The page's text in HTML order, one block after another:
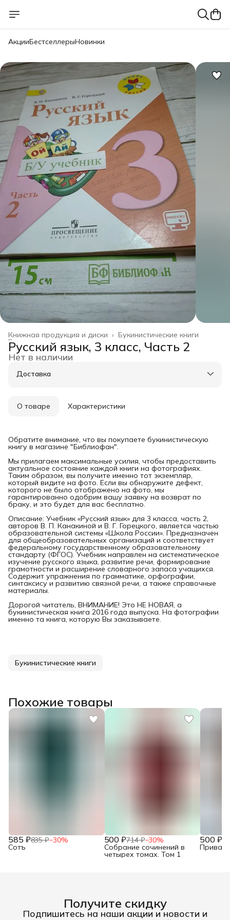
АкцииБестселлерыНовинки
Букинистические книги
Книжная продукция и диски ›
Главная
Русский язык, 3 класс, Часть 2
Нет в наличии
Доставка
О товаре Характеристики
Обратите внимание, что вы покупаете букинистическую
книгу в магазине "Библиофан".
Мы прилагаем максимальные усилия, чтобы предоставить
актуальное состояние каждой книги на фотографиях.
Таким образом, вы получите именно тот экземпляр,
который видите на фото. Если вы обнаружите дефект,
которого не было отображено на фото, мы
гарантированно одобрим вашу заявку на возврат по
браку, и это будет для вас бесплатно.
Описание: Учебник «Русский язык» для 3 класса, часть 2,
авторов В. П. Канакиной и В. Г. Горецкого, является частью
образовательной системы «Школа России». Предназначен
для общеобразовательных организаций и соответствует
федеральному государственному образовательному
стандарту (ФГОС). Учебник направлен на систематическое
изучение русского языка, развитие речи, формирование
грамотности и расширение словарного запаса учащихся.
Содержит упражнения по грамматике, орфографии,
синтаксису и развитию связной речи, а также справочные
материалы.
Дорогой читатель, ВНИМАНИЕ! Это НЕ НОВАЯ, а
букинистическая книга 2016 года выпуска. На фотографии
именно та книга, которую Вы заказываете.
Букинистические книги
Похожие товары
585 ₽835 ₽−30%
Сотъ
500 ₽714 ₽−30%
Собрание сочинений в
четырех томах. Том 1
500 ₽
Получите скидку
Подпишитесь на наши акции и новости и